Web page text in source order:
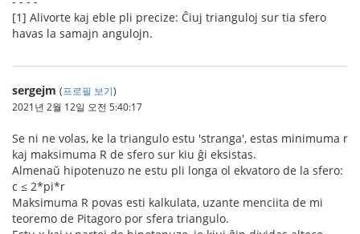
[1] Alivorte kaj eble pli precize: Ĉiuj trianguloj sur tia sfero
havas la samajn angulojn.
sergejm (프로필 보기)
2021년 2월 12일 오전 5:40:17
Se ni ne volas, ke la triangulo estu 'stranga', estas minimuma r
kaj maksimuma R de sfero sur kiu ĝi eksistas.
Almenaŭ hipotenuzo ne estu pli longa ol ekvatoro de la sfero:
c ≤ 2*pi*r
Maksimuma R povas esti kalkulata, uzante menciita de mi
teoremo de Pitagoro por sfera triangulo.